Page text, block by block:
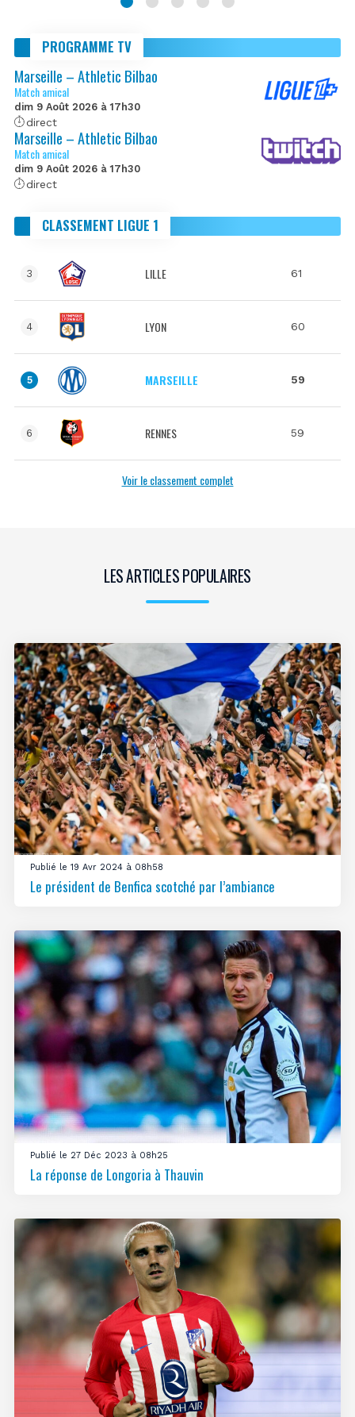
PROGRAMME TV
Marseille – Athletic Bilbao
Match amical
dim 9 Août 2026 à 17h30
direct
Marseille – Athletic Bilbao
Match amical
dim 9 Août 2026 à 17h30
direct
CLASSEMENT LIGUE 1
3 LILLE 61
4 LYON 60
5 MARSEILLE 59
6 RENNES 59
Voir le classement complet
LES ARTICLES POPULAIRES
Publié le 19 Avr 2024 à 08h58
Le président de Benfica scotché par l’ambiance
Publié le 27 Déc 2023 à 08h25
La réponse de Longoria à Thauvin